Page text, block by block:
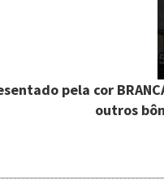
pela cor
outros